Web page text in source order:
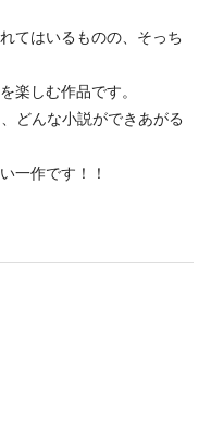
てはいるものの、そっち
楽しむ作品です。
どんな小説ができあがる
一作です！！